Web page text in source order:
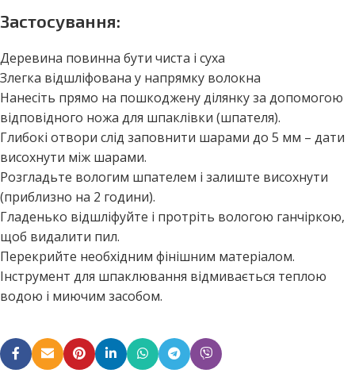
Застосування:
Деревина повинна бути чиста і суха
Злегка відшліфована у напрямку волокна
Нанесіть прямо на пошкоджену ділянку за допомогою
відповідного ножа для шпаклівки (шпателя).
Глибокі отвори слід заповнити шарами до 5 мм – дати
висохнути між шарами.
Розгладьте вологим шпателем і залиште висохнути
(приблизно на 2 години).
Гладенько відшліфуйте і протріть вологою ганчіркою,
щоб видалити пил.
Перекрийте необхідним фінішним матеріалом.
Інструмент для шпаклювання відмивається теплою
водою і миючим засобом.